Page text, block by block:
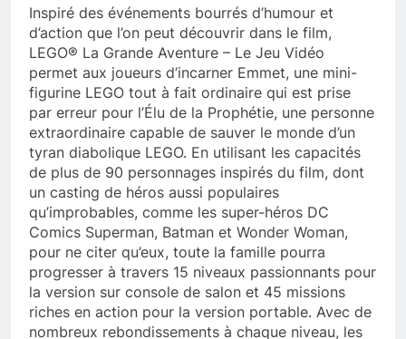
Inspiré des événements bourrés d’humour et
d’action que l’on peut découvrir dans le film,
LEGO® La Grande Aventure – Le Jeu Vidéo
permet aux joueurs d’incarner Emmet, une mini-
figurine LEGO tout à fait ordinaire qui est prise
par erreur pour l’Élu de la Prophétie, une personne
extraordinaire capable de sauver le monde d’un
tyran diabolique LEGO. En utilisant les capacités
de plus de 90 personnages inspirés du film, dont
un casting de héros aussi populaires
qu’improbables, comme les super-héros DC
Comics Superman, Batman et Wonder Woman,
pour ne citer qu’eux, toute la famille pourra
progresser à travers 15 niveaux passionnants pour
la version sur console de salon et 45 missions
riches en action pour la version portable. Avec de
nombreux rebondissements à chaque niveau, les